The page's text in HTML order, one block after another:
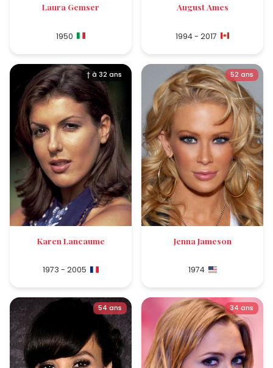
Laura Gemser
1950
August Ames
1994 - 2017
† à 32 ans
Karen Lancaume
1973 - 2005
52 ans
Jenna Jameson
1974
54 ans 34 ans